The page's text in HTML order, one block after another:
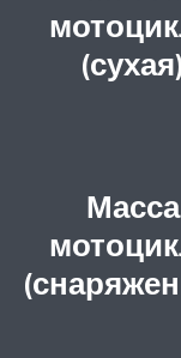
Масса